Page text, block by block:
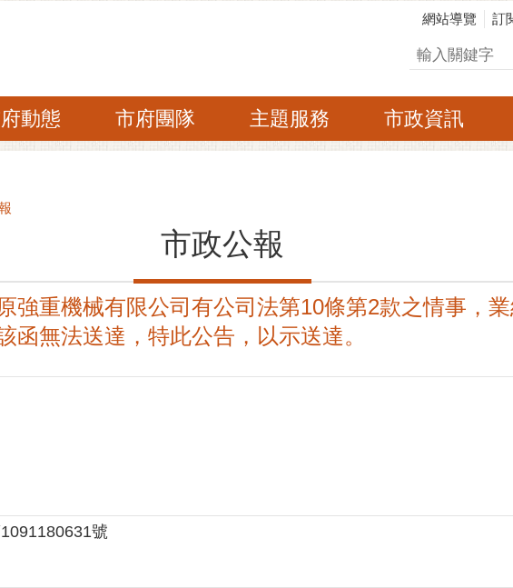
網站導覽 訂
搜尋
動態 市府團隊 主題服務 市政資訊
市政公報
強重機械有限公司有公司法第10條第2款之情事，
函無法送達，特此公告，以示送達。
號